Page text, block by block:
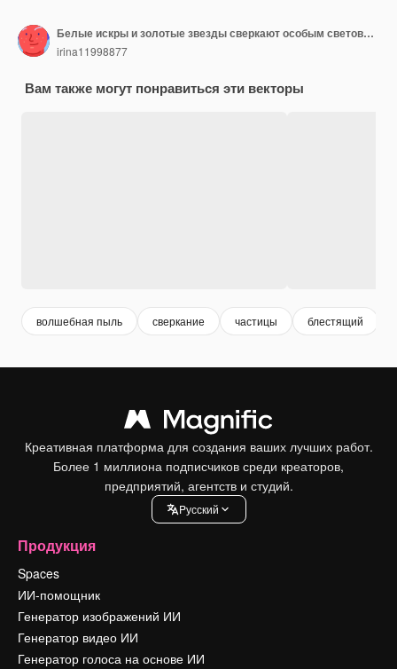
Белые искры и золотые звезды сверкают особым световым эффектом. сверкает на прозрачном фоне.
irina11998877
Вам также могут понравиться эти векторы
волшебная пыль сверкание частицы блестящий
Креативная платформа для создания ваших лучших работ.
Более 1 миллиона подписчиков среди креаторов,
предприятий, агентств и студий.
Pусский
Продукция
Spaces
ИИ-помощник
Генератор изображений ИИ
Генератор видео ИИ
Генератор голоса на основе ИИ